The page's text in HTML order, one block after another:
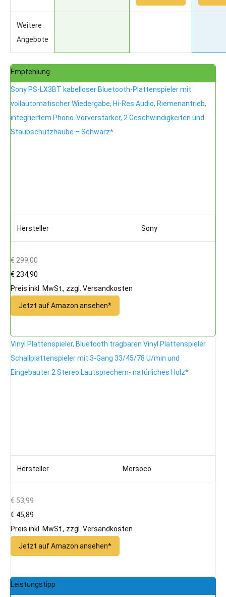
Weitere
Angebote
Empfehlung
Sony PS-LX3BT kabelloser Bluetooth-Plattenspieler mit
vollautomatischer Wiedergabe, Hi-Res Audio, Riemenantrieb,
integriertem Phono-Vorverstärker, 2 Geschwindigkeiten und
Staubschutzhaube – Schwarz*
Hersteller Sony
€ 299,00
€ 234,90
Preis inkl. MwSt., zzgl. Versandkosten
Jetzt auf Amazon ansehen*
Vinyl Plattenspieler, Bluetooth tragbaren Vinyl Plattenspieler
Schallplattenspieler mit 3-Gang 33/45/78 U/min und
Eingebauter 2 Stereo Lautsprechern- natürliches Holz*
Hersteller Mersoco
€ 53,99
€ 45,89
Preis inkl. MwSt., zzgl. Versandkosten
Jetzt auf Amazon ansehen*
Leistungstipp